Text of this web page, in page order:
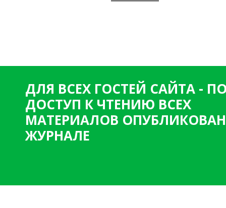
ДЛЯ ВСЕХ ГОСТЕЙ САЙТА -
ДОСТУП К ЧТЕНИЮ ВСЕХ
МАТЕРИАЛОВ
ЖУРНАЛЕ